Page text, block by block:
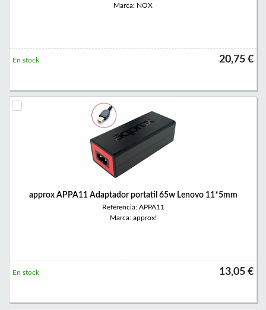
Marca: NOX
20,75 €
En stock
approx APPA11 Adaptador portatil 65w Lenovo 11*5mm
Referencia: APPA11
Marca: approx!
13,05 €
En stock